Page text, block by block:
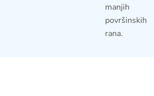
manjih
površinskih
rana.